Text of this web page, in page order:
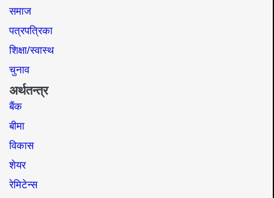
समाज​
पत्रपत्रिका
शिक्षा/स्वास्थ
चुनाव
अर्थतन्त्र
बैंक
बीमा
विकास
शेयर
रेमिटेन्स